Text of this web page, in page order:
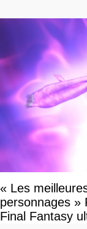
« Les
personnages »
Final Fantasy